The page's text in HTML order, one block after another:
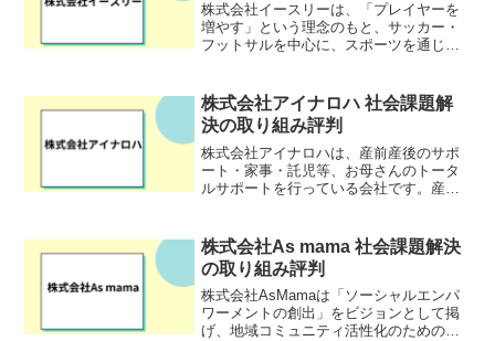
株式会社イースリーは、「プレイヤーを
増やす」という理念のもと、サッカー・
フットサルを中心に、スポーツを通じて
プレイヤー視点を活かし、2003年に設立
しました。プレイヤー...
株式会社アイナロハ 社会課題解
決の取り組み評判
株式会社アイナロハは、産前産後のサポ
ート・家事・託児等、お母さんのトータ
ルサポートを行っている会社です。産後
業を展開しています。医師・助産師・管
理栄養士・弁護士と連携し...
株式会社As mama 社会課題解決
の取り組み評判
株式会社AsMamaは「ソーシャルエンパ
ワーメントの創出」をビジョンとして掲
げ、地域コミュニティ活性化のためのサ